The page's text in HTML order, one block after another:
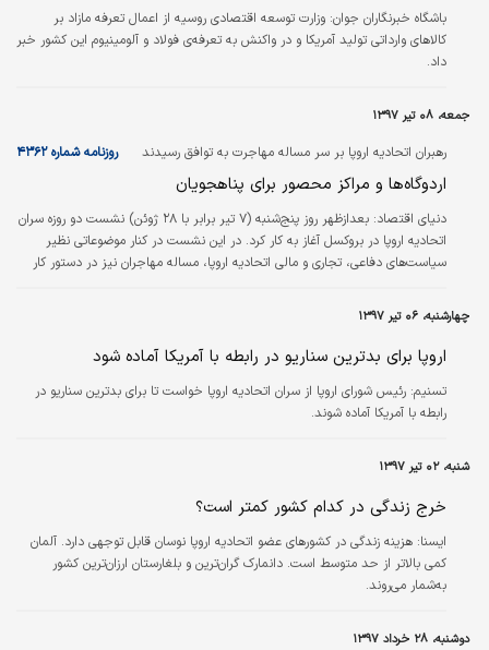
باشگاه خبرنگاران جوان: وزارت توسعه اقتصادی روسیه از اعمال تعرفه مازاد بر
کالا‌های وارداتی تولید آمریکا و در واکنش به تعرفه‌ی فولاد و آلومینیوم این کشور خبر
داد.
جمعه، ۰۸ تیر ۱۳۹۷
رهبران اتحادیه اروپا بر سر مساله مهاجرت به توافق رسیدند روزنامه شماره ۴۳۶۲
اردوگاه‌ها و مراکز محصور برای پناهجویان
دنیای اقتصاد:
بعدازظهر روز پنج‌شنبه (۷ تیر برابر با ۲۸ ژوئن) نشست دو روزه سران
اتحادیه اروپا در بروکسل آغاز به کار کرد. در این نشست در کنار موضوعاتی نظیر
سیاست‌های دفاعی، تجاری و مالی اتحادیه اروپا، مساله مهاجران نیز در دستور کار
مبنایش نگهداری پناهجویان خارج از مرزهای اتحادیه اروپا و در داخل اردوگاه‌هایی
خاص است تا زمانی که درباره پناهندگی ‌این پناهجویان تصمیم‌گیری شود.
چهارشنبه، ۰۶ تیر ۱۳۹۷
اروپا برای بدترین سناریو در رابطه با آمریکا آماده شود
تسنیم: رئیس شورای اروپا از سران اتحادیه اروپا خواست تا برای بدترین سناریو در
رابطه با آمریکا آماده شوند.
شنبه، ۰۲ تیر ۱۳۹۷
خرج زندگی در کدام کشور کمتر است؟
ايسنا: هزینه زندگی در کشورهای عضو اتحادیه اروپا نوسان قابل توجهی دارد. آلمان
کمی بالاتر از حد متوسط است. دانمارک گران‌ترین و بلغارستان ارزان‌ترین کشور
به‌شمار می‌روند.
دوشنبه، ۲۸ خرداد ۱۳۹۷